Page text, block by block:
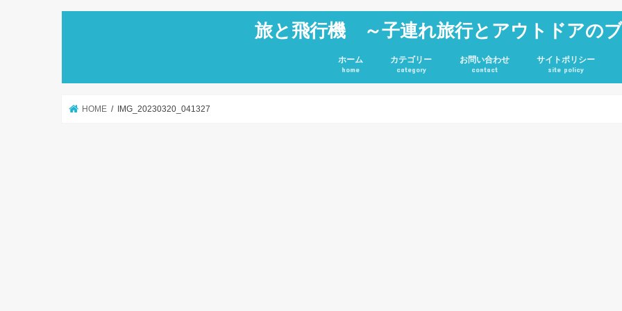
旅と飛行機 ～子連れ旅行とアウトドアの
ホーム
home
カテゴリー
category
お問い合わせ
contact
サイトポリシー
site policy
HOME IMG_20230320_041327